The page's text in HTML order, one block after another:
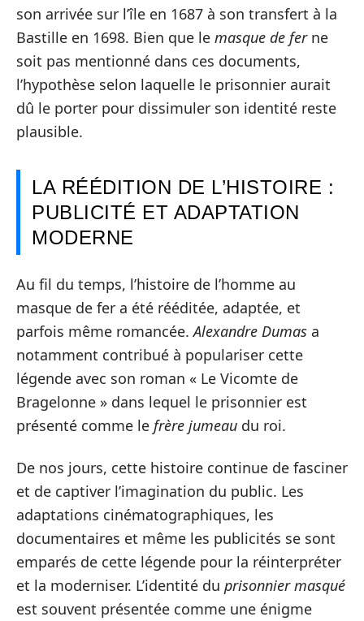
son arrivée sur l’île en 1687 à son transfert à la
Bastille en 1698. Bien que le masque de ferne
soit pas mentionné dans ces documents,
l’hypothèse selon laquelle le prisonnier aurait
dû le porter pour dissimuler son identité reste
plausible.
LA RÉÉDITION DE L’HISTOIRE :
PUBLICITÉ ET ADAPTATION
MODERNE
Au fil du temps, l’histoire de l’homme au
masque de fer a été rééditée, adaptée, et
parfois même romancée.Alexandre Dumas a
notamment contribué à populariser cette
légende avec son roman « Le Vicomte de
Bragelonne » dans lequel le prisonnier est
présenté comme le frère jumeau du roi.
De nos jours, cette histoire continue de fasciner
et de captiver l’imagination du public. Les
adaptations cinématographiques, les
documentaires et même les publicités se sont
emparés de cette légende pour la réinterpréter
et la moderniser. L’identité du prisonnier masqué
est souvent présentée comme une énigme